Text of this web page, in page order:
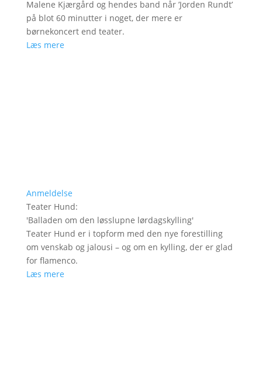
Malene Kjærgård og hendes band når ’Jorden Rundt’
på blot 60 minutter i noget, der mere er
børnekoncert end teater.
Læs mere
Anmeldelse
Teater Hund:
'Balladen om den løsslupne lørdagskylling'
Teater Hund er i topform med den nye forestilling
om venskab og jalousi – og om en kylling, der er glad
for flamenco.
Læs mere